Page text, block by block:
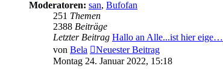
Moderatoren: san, Bufofan
251 Themen
2388 Beiträge
Letzter Beitrag Hallo an Alle...ist hier eige…
von Bela
Neuester Beitrag
Montag 24. Januar 2022, 15:18